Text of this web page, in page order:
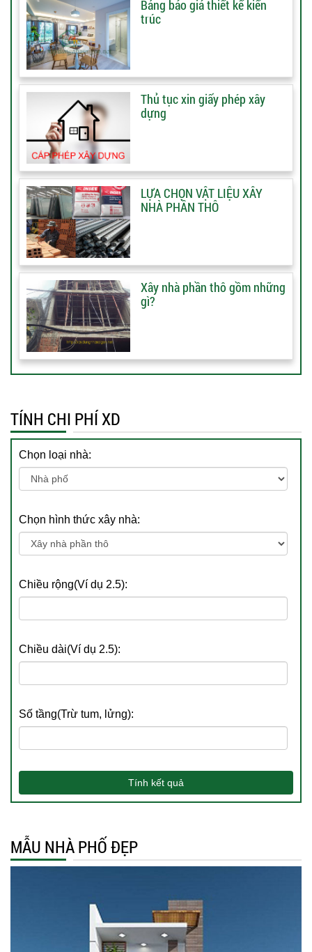
Bảng báo giá thiết kế kiến
trúc
Thủ tục xin giấy phép xây
dựng
LỰA CHỌN VẬT LIỆU XÂY
NHÀ PHẦN THÔ
Xây nhà phần thô gồm những
gì?
TÍNH CHI PHÍ XD
Chọn loại nhà:
Chọn hình thức xây nhà:
Chiều rộng(Ví dụ 2.5):
Chiều dài(Ví dụ 2.5):
Số tầng(Trừ tum, lửng):
Tính kết quả
MẪU NHÀ PHỐ ĐẸP